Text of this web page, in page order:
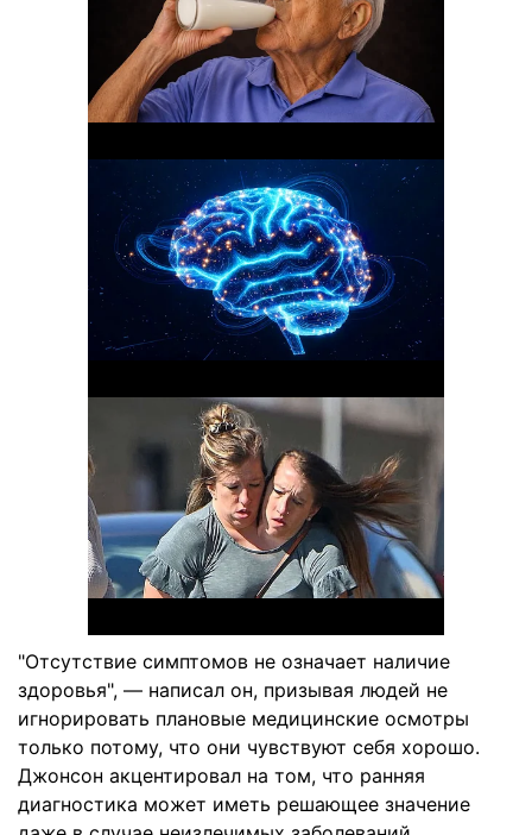
"Отсутствие симптомов не означает наличие
здоровья", — написал он, призывая людей не
игнорировать плановые медицинские осмотры
только потому, что они чувствуют себя хорошо.
Джонсон акцентировал на том, что ранняя
диагностика может иметь решающее значение